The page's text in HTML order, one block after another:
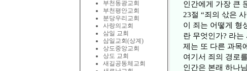
부천동광교회
부천평안교회
분당우리교회
사랑의교회
삼일 교회
삼일교회(상계)
상도중앙교회
상도 교회
새길공동체교회
인간에게 가장 큰
23절 “죄의 삯은
이 죄는 어떻게 형
란 무엇인가? 라
제는 또 다른 과목
여기서 죄의 경로
인간은 본래 하나